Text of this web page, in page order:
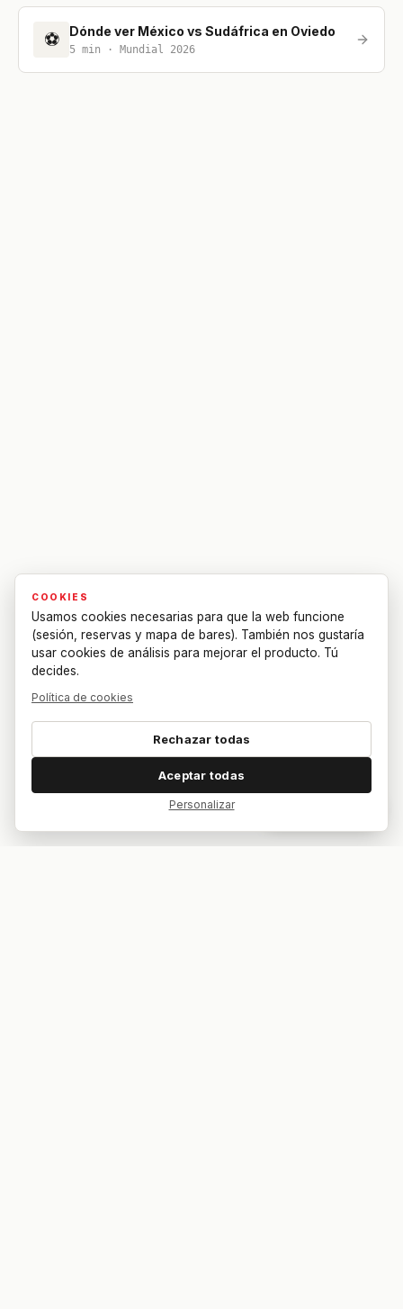
⚽ Dónde ver México vs Sudáfrica en Oviedo
5 min · Mundial 2026
COOKIES
Usamos cookies necesarias para que la web funcione
(sesión, reservas y mapa de bares). También nos gustaría
usar cookies de análisis para mejorar el producto. Tú
decides.
Política de cookies
Rechazar todas
Aceptar todas
Personalizar